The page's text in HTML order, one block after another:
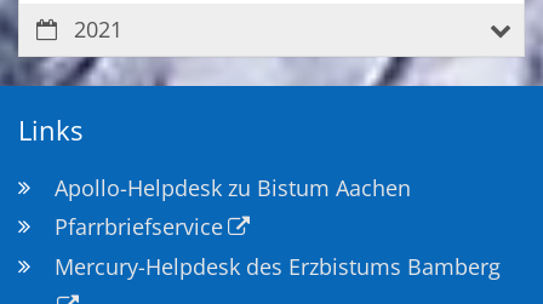
2021
Links
Apollo-Helpdesk zu Bistum Aachen
Pfarrbriefservice
Mercury-Helpdesk des Erzbistums Bamberg